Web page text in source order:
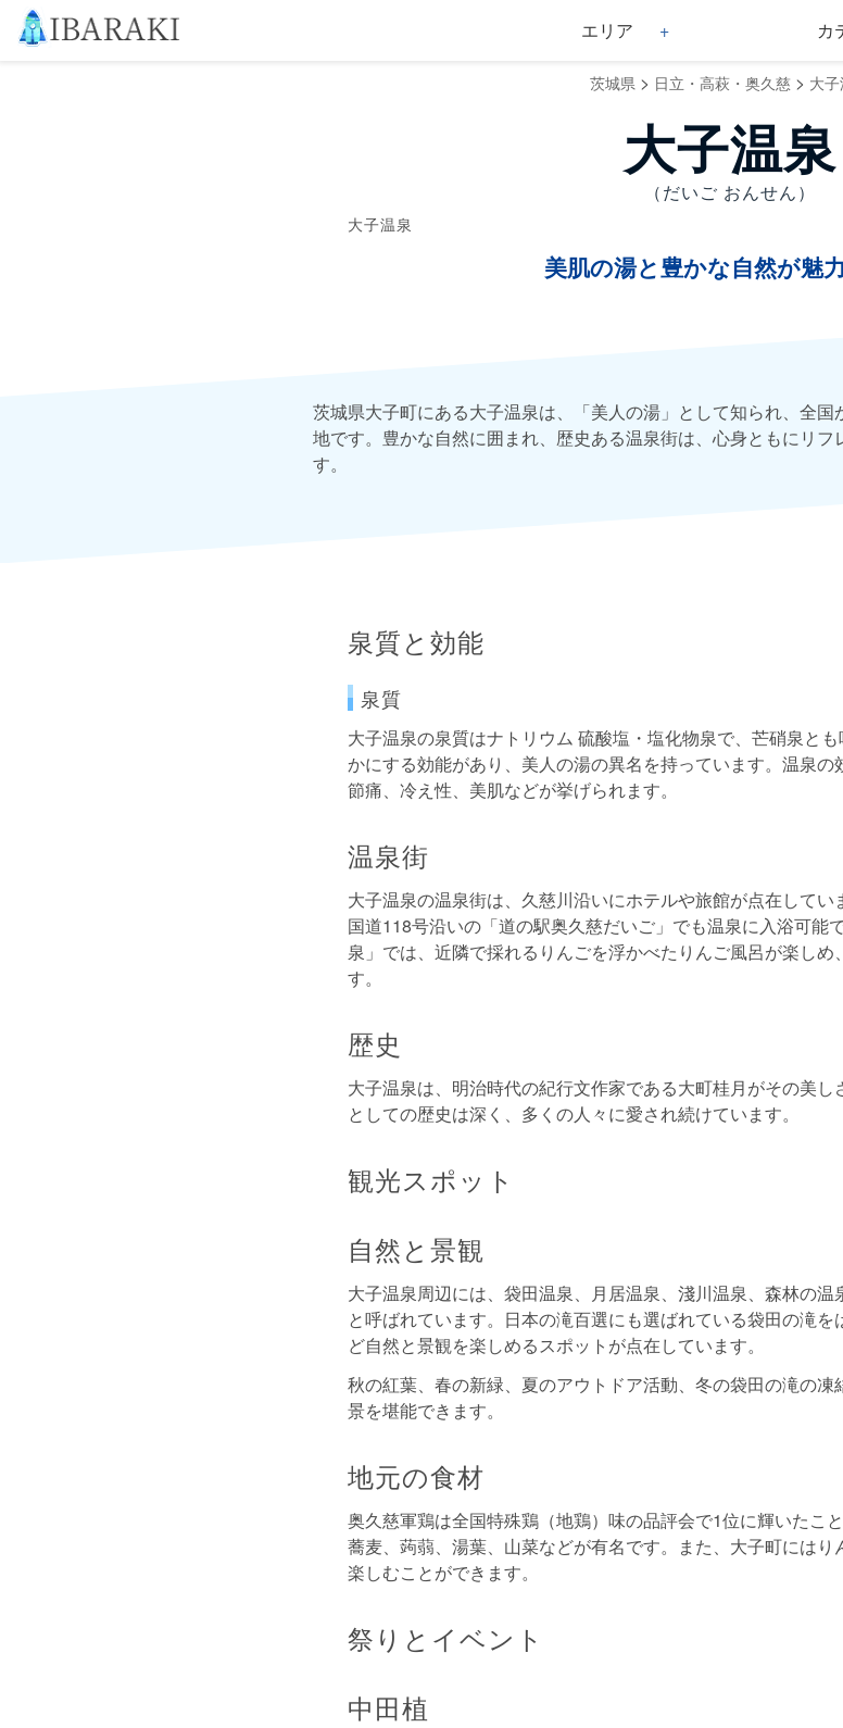
エリア カ
茨城県 > 日立・高萩・奥久慈 > 大
大子温泉
（だいご おんせん）
大子温泉
美肌の湯と豊かな自然が魅
茨城県大子町にある大子温泉は、「美人の湯」として知られ、全
地です。豊かな自然に囲まれ、歴史ある温泉街は、心身ともにリ
す。
泉質と効能
泉質
大子温泉の泉質はナトリウム 硫酸塩・塩化物泉で、芒硝泉と
かにする効能があり、美人の湯の異名を持っています。温泉
節痛、冷え性、美肌などが挙げられます。
温泉街
大子温泉の温泉街は、久慈川沿いにホテルや旅館が点在して
国道118号沿いの「道の駅奥久慈だいご」でも温泉に入浴可能
泉」では、近隣で採れるりんごを浮かべたりんご風呂が楽しめ
す。
歴史
大子温泉は、明治時代の紀行文作家である大町桂月がその美
としての歴史は深く、多くの人々に愛され続けています。
観光スポット
自然と景観
大子温泉周辺には、袋田温泉、月居温泉、淺川温泉、森林の
と呼ばれています。日本の滝百選にも選ばれている袋田の滝
ど自然と景観を楽しめるスポットが点在しています。
秋の紅葉、春の新緑、夏のアウトドア活動、冬の袋田の滝の
景を堪能できます。
地元の食材
奥久慈軍鶏は全国特殊鶏（地鶏）味の品評会で1位に輝いたこ
蕎麦、蒟蒻、湯葉、山菜などが有名です。また、大子町には
楽しむことができます。
祭りとイベント
中田植